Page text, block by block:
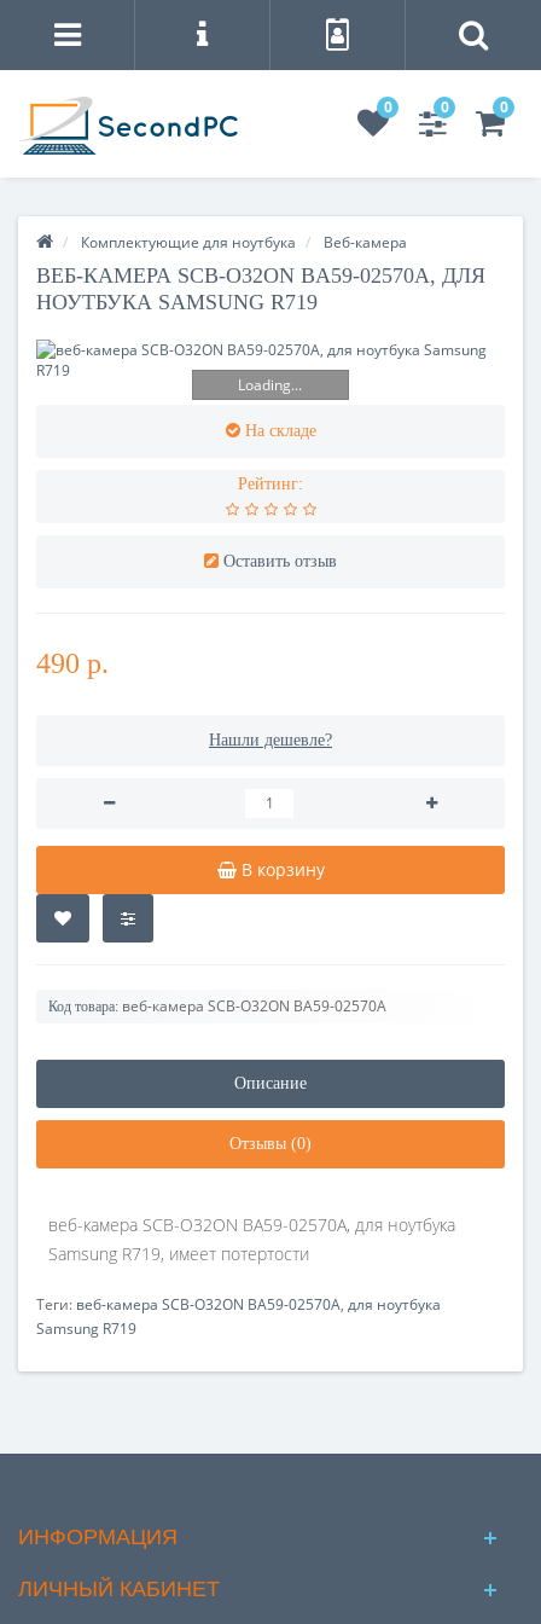
0 0 0
Комплектующие для ноутбука Веб-камера
ВЕБ-КАМЕРА SCB-O32ON BA59-02570A, ДЛЯ
НОУТБУКА SAMSUNG R719
Loading...
На складе
Рейтинг:
Оставить отзыв
490 р.
Нашли дешевле?
В корзину
Код товара: веб-камера SCB-O32ON BA59-02570A
Описание
Отзывы (0)
веб-камера SCB-O32ON BA59-02570A, для ноутбука
Samsung R719, имеет потертости
Теги: веб-камера SCB-O32ON BA59-02570A, для ноутбука
Samsung R719
ИНФОРМАЦИЯ
ЛИЧНЫЙ КАБИНЕТ